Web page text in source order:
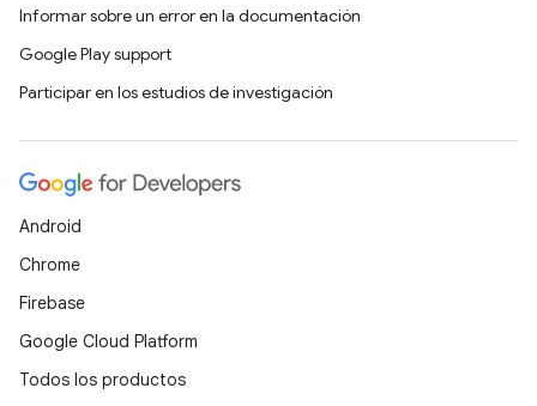
Informar sobre un error en la documentación
Google Play support
Participar en los estudios de investigación
Android
Chrome
Firebase
Google Cloud Platform
Todos los productos